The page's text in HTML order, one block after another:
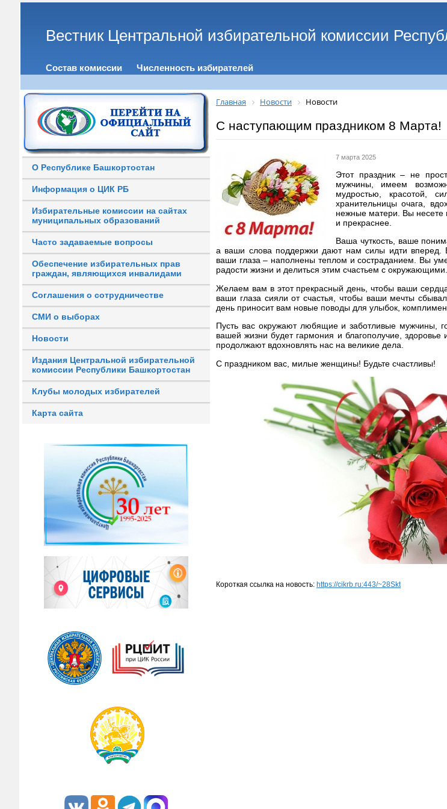
Вестник Центральной избирательной комиссии
Состав комиссии Численность избирателей
О Республике Башкортостан
Информация о ЦИК РБ
Избирательные комиссии на сайтах
муниципальных образований
Часто задаваемые вопросы
Обеспечение избирательных прав
граждан, являющихся инвалидами
Соглашения о сотрудничестве
СМИ о выборах
Новости
Издания Центральной избирательной
комиссии Республики Башкортостан
Клубы молодых избирателей
Карта сайта
Главная Новости Новости
С наступающим праздником 8 Марта!
7 марта 2025
Этот праздник – не
мужчины, имеем
мудростью, красотой,
хранительницы очага,
нежные матери. Вы несете
и прекраснее.
Ваша чуткость, ваше
а ваши слова поддержки дают нам силы идти вперед.
ваши глаза – наполнены теплом и состраданием. Вы
радости жизни и делиться этим счастьем с окружающими.
Желаем вам в этот прекрасный день, чтобы ваши
ваши глаза сияли от счастья, чтобы ваши мечты
день приносит вам новые поводы для улыбок,
Пусть вас окружают любящие и заботливые мужчины,
вашей жизни будет гармония и благополучие,
продолжают вдохновлять нас на великие дела.
С праздником вас, милые женщины! Будьте счастливы!
Короткая ссылка на новость: https://cikrb.ru:443/~28Skt